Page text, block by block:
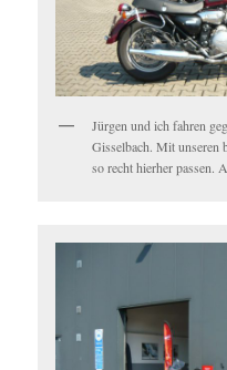
Jürgen und ich fahren
Gisselbach. Mit unseren
so recht hierher passen.